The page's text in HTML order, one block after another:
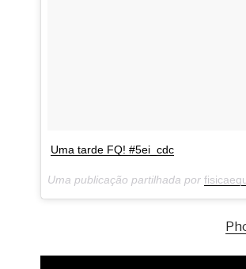
Uma tarde FQ! #5ei_cdc
Uma publicação partilhada por